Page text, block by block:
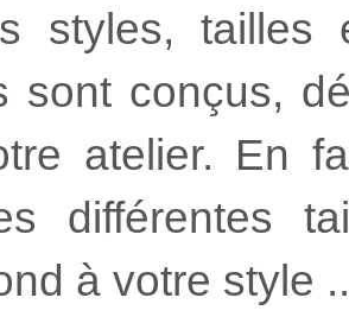
styles,
sont conçus,
atelier. En
différentes
à votre style